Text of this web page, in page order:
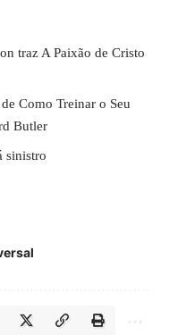
traz A Paixão de Cristo
Como Treinar o Seu
Butler
sinistro